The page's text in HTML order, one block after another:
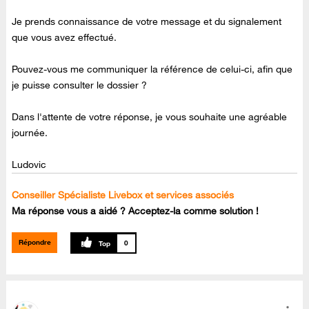
Je prends connaissance de votre message et du signalement
que vous avez effectué.
Pouvez-vous me communiquer la référence de celui-ci, afin que
je puisse consulter le dossier ?
Dans l'attente de votre réponse, je vous souhaite une agréable
journée.
Ludovic
Conseiller Spécialiste Livebox et services associés
Ma réponse vous a aidé ? Acceptez-la comme solution !
Répondre 0